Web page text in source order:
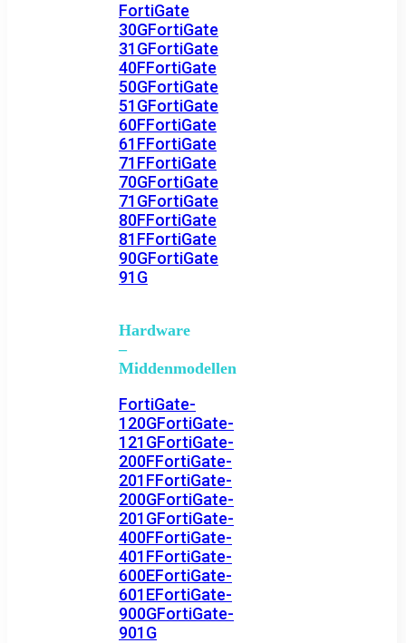
FortiGate
30GFortiGate
31GFortiGate
40FFortiGate
50GFortiGate
51GFortiGate
60FFortiGate
61FFortiGate
71FFortiGate
70GFortiGate
71GFortiGate
80FFortiGate
81FFortiGate
90GFortiGate
91G
Hardware
–
Middenmodellen
FortiGate-
120GFortiGate-
121GFortiGate-
200FFortiGate-
201FFortiGate-
200GFortiGate-
201GFortiGate-
400FFortiGate-
401FFortiGate-
600EFortiGate-
601EFortiGate-
900GFortiGate-
901G